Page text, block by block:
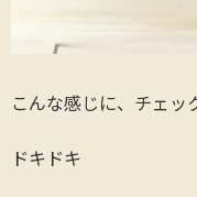
こんな感じに、チェッ
ドキドキ